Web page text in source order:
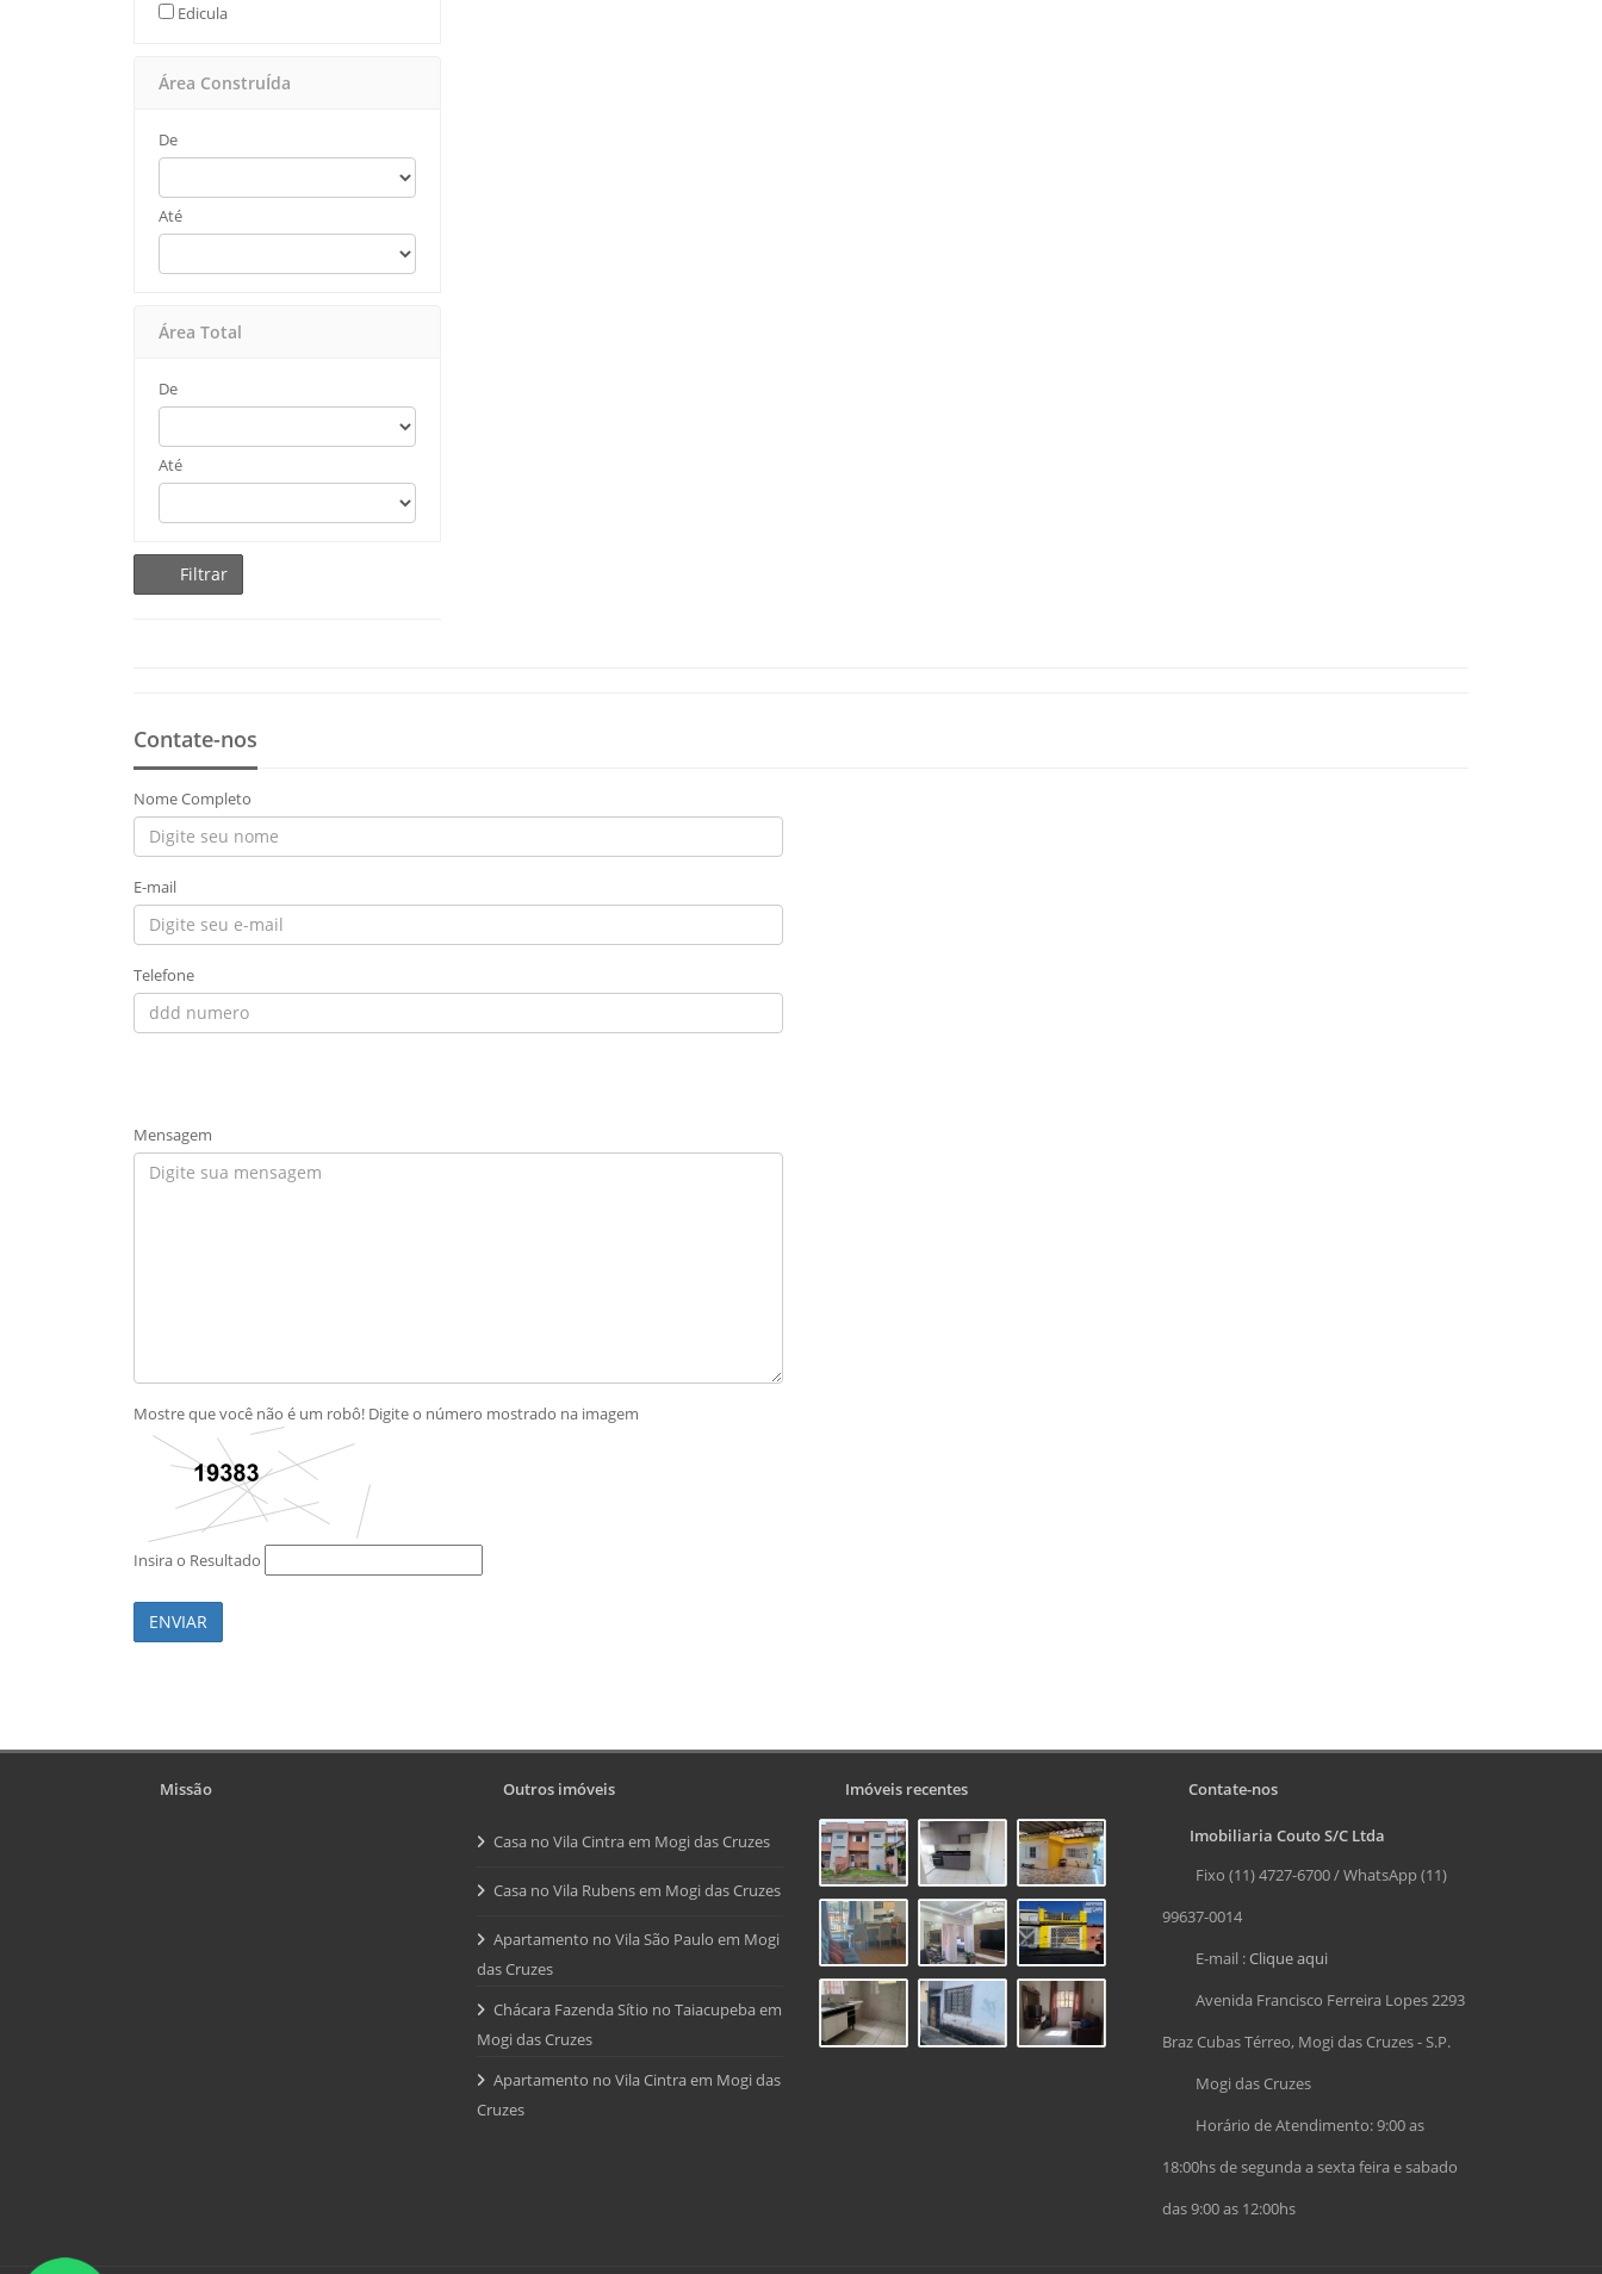
Edicula
Área ConstruÍda
De
Até
Área Total
De
Até
Filtrar
Contate-nos
Nome Completo
E-mail
Telefone
Mensagem
Mostre que você não é um robô! Digite o número mostrado na imagem
Insira o Resultado
ENVIAR
Missão Outros imóveis
Casa no Vila Cintra em Mogi das Cruzes
Casa no Vila Rubens em Mogi das Cruzes
Apartamento no Vila São Paulo em Mogi
das Cruzes
Chácara Fazenda Sítio no Taiacupeba em
Mogi das Cruzes
Apartamento no Vila Cintra em Mogi das
Cruzes
Imóveis recentes Contate-nos
Imobiliaria Couto S/C Ltda
Fixo (11) 4727-6700 / WhatsApp (11)
99637-0014
E-mail :Clique aqui
Avenida Francisco Ferreira Lopes 2293
Braz Cubas Térreo, Mogi das Cruzes - S.P.
Mogi das Cruzes
Horário de Atendimento: 9:00 as
18:00hs de segunda a sexta feira e sabado
das 9:00 as 12:00hs